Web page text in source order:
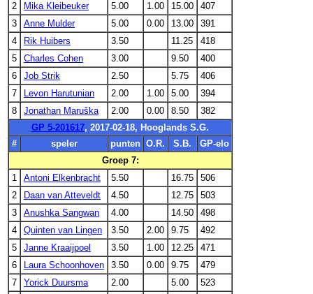
2
Mika Kleibeuker 5.00 1.00 15.00
407
3
Anne Mulder 5.00 0.00 13.00
391
4
Rik Huibers 3.50 11.25
418
5
Charles Cohen 3.00 9.50
400
6
Job Strik 2.50 5.75
406
7
Levon Harutunian 2.00 1.00 5.00
394
8
Jonathan Maruška 2.00 0.00 8.50
382
GP 5-201617, 2017-02-18, Hooglands S.G.
#
speler punten O.R. S.B.
GP-elo
Groep 7:
1
Antoni Elkenbracht 5.50 16.75
506
2
Daan van Atteveldt 4.50 12.75
503
3
Anushka Sangwan 4.00 14.50
498
4
Quinten van Lingen 3.50 2.00 9.75
492
5
Janne Kraaijpoel 3.50 1.00 12.25
471
6
Laura Schoonhoven 3.50 0.00 9.75
479
7
Yorick Duursma 2.00 5.00
523